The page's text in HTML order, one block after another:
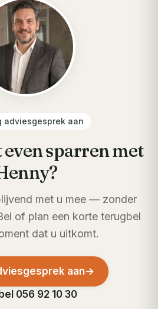
adviesgesprek aan
sparren met
met u mee — zonder
of plan een korte terugbel
dat u uitkomt.
aan→
056 92 10 30